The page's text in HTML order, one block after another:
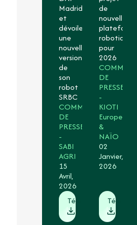
Madrid
et
dévoilera
une
nouvelle
version
de
son
robot
SRBC
COMMUNIQUÉ
DE
PRESSE
-
SABI
AGRI
15
Avril,
2026
Télécharger
de
nouvelle
plateforme
robotique
pour
2026
DE
PRESSE
-
KIOTI
Europe
&
NAÏO
02
Janvier,
2026